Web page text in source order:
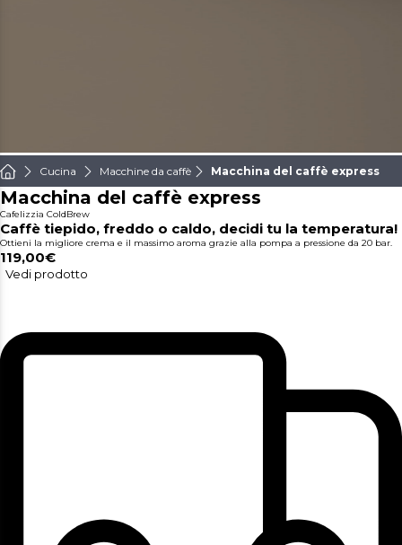
Cucina Macchine da caffè Macchina del caffè express
Macchina del caffè express
Cafelizzia ColdBrew
Caffè tiepido, freddo o caldo, decidi tu la temperatura!
Ottieni la migliore crema e il massimo aroma grazie alla pompa a pressione da 20 bar.
119,00€
Vedi prodotto